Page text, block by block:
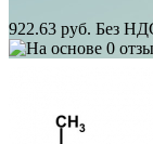
922.63 руб. Без